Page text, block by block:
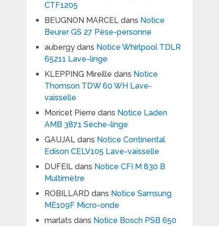
CTF1205
BEUGNON MARCELdans Notice
Beurer GS 27 Pèse-personne
aubergydans Notice Whirlpool TDLR
65211 Lave-linge
KLEPPING Mireille dans Notice
Thomson TDW 60 WH Lave-
vaisselle
Moricet Pierre dans Notice Laden
AMB 3871 Sèche-linge
GAUJALdans Notice Continental
Edison CELV105 Lave-vaisselle
DUFEILdans Notice CFI M 830 B
Multimètre
ROBILLARD dans Notice Samsung
ME109F Micro-onde
marlats dans Notice Bosch PSB 650